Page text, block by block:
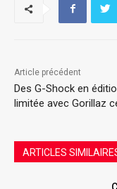
Article précédent
Des G-Shock en
limitée avec Gorillaz
ARTICLES